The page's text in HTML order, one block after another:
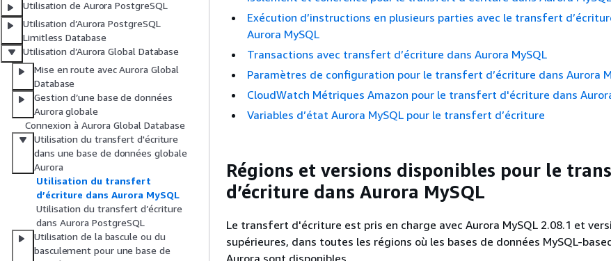
Utilisation de Aurora PostgreSQL
Utilisation d’Aurora PostgreSQL
Limitless Database
Utilisation d’Aurora Global Database
Mise en route avec Aurora Global
Database
Gestion d’une base de données
Aurora globale
Connexion à Aurora Global Database
Utilisation du transfert d'écriture
dans une base de données globale
Aurora
Utilisation du transfert
d’écriture dans Aurora MySQL
Utilisation du transfert d’écriture
dans Aurora PostgreSQL
Utilisation de la bascule ou du
basculement pour une base de
Exécution d’instructions en plusieurs parties avec le transfert
Aurora MySQL
Transactions avec transfert d’écriture dans Aurora MySQL
Paramètres de configuration pour le transfert d’écriture dans Aurora
CloudWatch Métriques Amazon pour le transfert d'écriture dans
Variables d’état Aurora MySQL pour le transfert d’écriture
Régions et versions disponibles pour le
d’écriture dans Aurora MySQL
Le transfert d'écriture est pris en charge avec Aurora MySQL 2.08.1 et
supérieures, dans toutes les régions où les bases de données MySQL-
Aurora sont disponibles.